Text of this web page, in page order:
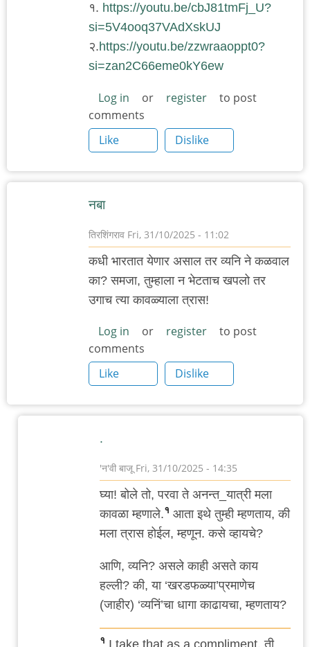
१. https://youtu.be/cbJ81tmFj_U?
si=5V4ooq37VAdXskUJ
२.https://youtu.be/zzwraaoppt0?
si=zan2C66eme0kY6ew
Log in or register
to post
comments
Like
Dislike
नबा
तिरशिंगराव Fri, 31/10/2025 - 11:02
कधी भारतात येणार असाल तर व्यनि ने कळवाल
का? समजा, तुम्हाला न भेटताच खपलो तर
उगाच त्या कावळ्याला त्रास!
Log in or register
to post
comments
Like
Dislike
.
'न'वी बाजू Fri, 31/10/2025 - 14:35
In
by
तिरशिंगराव
घ्या! बोले तो, परवा ते अनन्त_यात्री मला
कावळा म्हणाले.१ आता इथे तुम्ही म्हणताय, की
मला त्रास होईल, म्हणून. कसे व्हायचे?
आणि, व्यनि? असले काही असते काय
हल्ली? की, या ‘खरडफळ्या’प्रमाणेच
(जाहीर) ‘व्यनिं’चा धागा काढायचा, म्हणताय?
१